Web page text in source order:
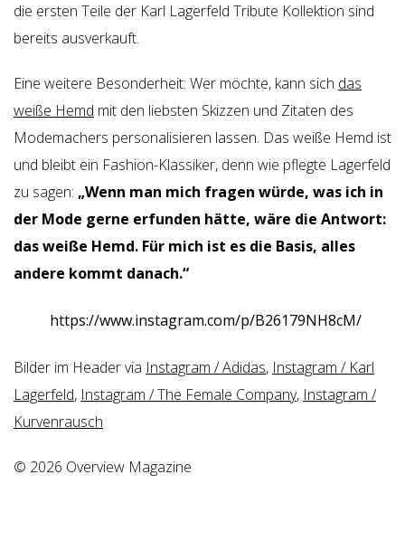
die ersten Teile der Karl Lagerfeld Tribute Kollektion sind
bereits ausverkauft.
Eine weitere Besonderheit: Wer möchte, kann sich das
weiße Hemd mit den liebsten Skizzen und Zitaten des
Modemachers personalisieren lassen. Das weiße Hemd ist
und bleibt ein Fashion-Klassiker, denn wie pflegte Lagerfeld
zu sagen: „Wenn man mich fragen würde, was ich in
der Mode gerne erfunden hätte, wäre die Antwort:
das weiße Hemd. Für mich ist es die Basis, alles
andere kommt danach.“
https://www.instagram.com/p/B26179NH8cM/
Bilder im Header via Instagram / Adidas, Instagram / Karl
Lagerfeld, Instagram / The Female Company, Instagram /
Kurvenrausch
© 2026 Overview Magazine